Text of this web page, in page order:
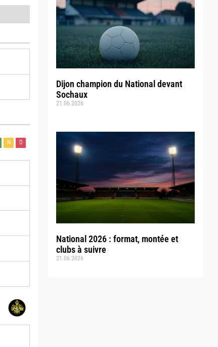
Dijon champion du National devant
Sochaux
21.06.2026
National 2026 : format, montée et
clubs à suivre
21.06.2026
N D